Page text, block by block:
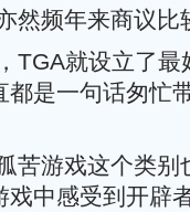
然频年来商议比
TGA就设立了
是一句话匆忙
苦游戏这个类别
中感受到开辟